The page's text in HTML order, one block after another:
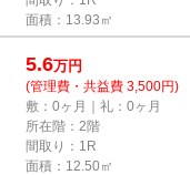
面積：13.93㎡
5.6万円
(管理費・共益費 3,500円)
敷：0ヶ月｜礼：0ヶ月
所在階：2階
間取り：1R
面積：12.50㎡